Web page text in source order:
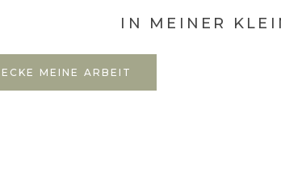
IN MEINER
MEINE ARBEIT